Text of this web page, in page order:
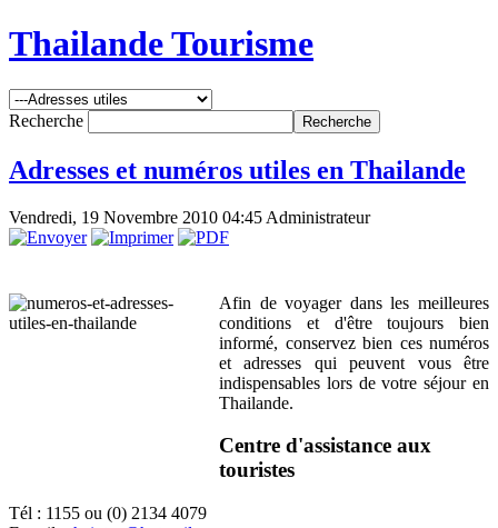
Thailande Tourisme
Recherche
Adresses et numéros utiles en Thailande
Vendredi, 19 Novembre 2010 04:45 Administrateur
Afin de voyager dans les meilleures
conditions et d'être toujours bien
informé, conservez bien ces numéros
et adresses qui peuvent vous être
indispensables lors de votre séjour en
Thailande.
Centre d'assistance aux
touristes
Tél : 1155 ou (0) 2134 4079